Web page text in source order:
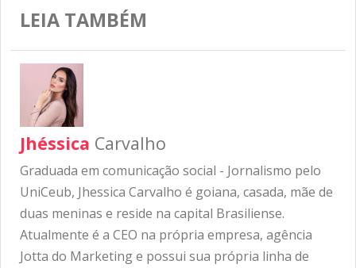
LEIA TAMBÉM
Jhéssica Carvalho
Graduada em comunicação social - Jornalismo pelo
UniCeub, Jhessica Carvalho é goiana, casada, mãe de
duas meninas e reside na capital Brasiliense.
Atualmente é a CEO na própria empresa, agência
Jotta do Marketing e possui sua própria linha de